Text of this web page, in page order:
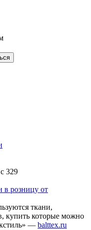
329
в розницу от
ткани,
купить которые можно
— balttex.ru